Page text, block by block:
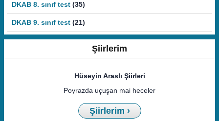
DKAB 8. sınıf test (35)
DKAB 9. sınıf test (21)
Şiirlerim
Hüseyin Araslı Şiirleri
Poyrazda uçuşan mai heceler
Şiirlerim ›